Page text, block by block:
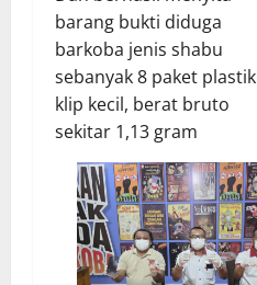
barang bukti diduga
barkoba jenis shabu
sebanyak 8 paket plastik
klip kecil, berat bruto
sekitar 1,13 gram